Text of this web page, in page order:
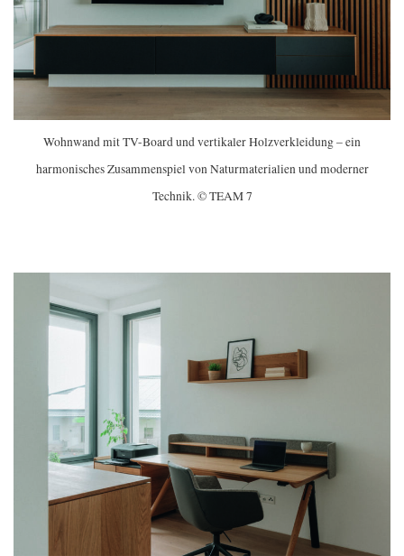
Wohnwand mit TV-Board und vertikaler Holzverkleidung – ein
harmonisches Zusammenspiel von Naturmaterialien und moderner
Technik. © TEAM 7